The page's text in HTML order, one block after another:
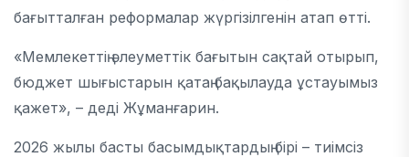
бағытталған реформалар жүргізілгенін атап өтті.
«Мемлекеттің әлеуметтік бағытын сақтай отырып,
бюджет шығыстарын қатаң бақылауда ұстауымыз
қажет», – деді Жұманғарин.
2026 жылы басты басымдықтардың бірі – тиімсіз